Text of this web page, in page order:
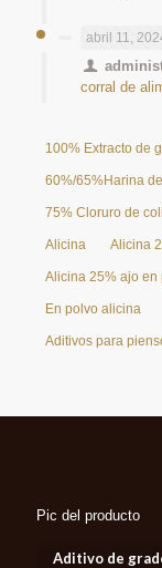
abril 11,
corral de
100% Extracto de
60%/65%Harina
75% Cloruro de
Alicina Alicina
Alicina 25% ajo en
En polvo alicina
Aditivos para
Pic del producto
Aditivo de